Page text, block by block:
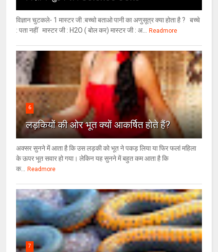
विज्ञान चुटकले- 1 मास्टर जी :बच्चो बताओ पानी का अणुसूत्र क्या होता है ? बच्चे
: पता नहीं मास्टर जी : H2O ( बोल कर) मास्टर जी : अ... Readmore
6
लड़कियों की ओर भूत क्‍यों आकर्षित होते हैं?
अक्सर सुनने में आता है कि उस लड़की को भूत ने पकड़ लिया या फिर फलां महिला
के ऊपर भूत सवार हो गया। लेकिन यह सुनने में बहुत कम आता है कि
क... Readmore
7